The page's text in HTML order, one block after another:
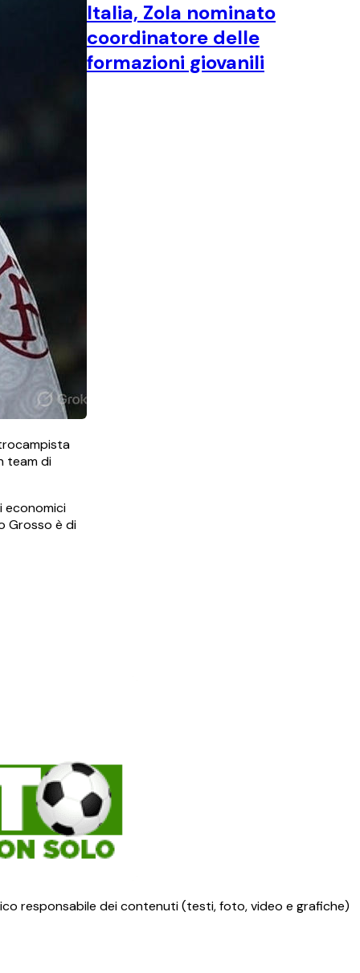
team di
economici
Grosso è di
Italia, Zola nominato
coordinatore delle
formazioni giovanili
responsabile dei contenuti (testi, foto, video e grafiche)